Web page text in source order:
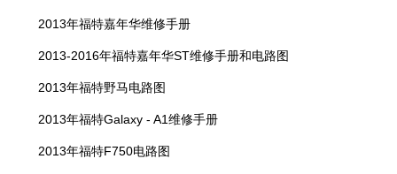
2013年福特嘉年华维修手册
2013-2016年福特嘉年华ST维修手册和电路图
2013年福特野马电路图
2013年福特Galaxy - A1维修手册
2013年福特F750电路图